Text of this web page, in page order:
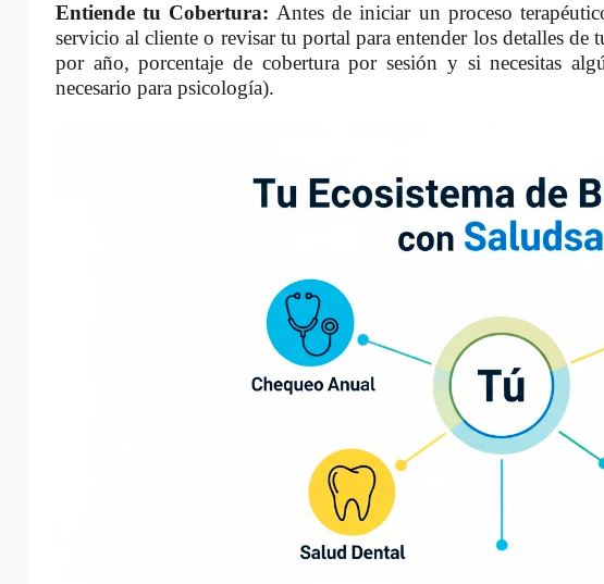
Entiende tu Cobertura: Antes de iniciar un proceso
servicio al cliente o revisar tu portal para entender los detalles de
por año, porcentaje de cobertura por sesión y si necesitas
necesario para psicología).